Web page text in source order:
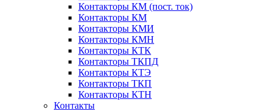
Контакторы КМ (пост. ток)
Контакторы КМ
Контакторы КМИ
Контакторы КМН
Контакторы КТК
Контакторы ТКПД
Контакторы КТЭ
Контакторы ТКП
Контакторы КТН
Контакты